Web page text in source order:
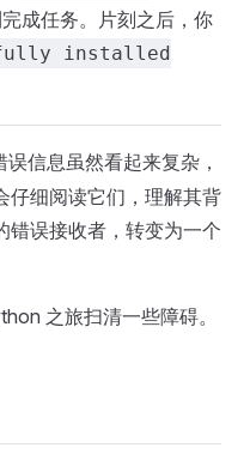
成任务。片刻之后，你
installed
误信息虽然看起来复杂，
仔细阅读它们，理解其背
错误接收者，转变为一个
之旅扫清一些障碍。